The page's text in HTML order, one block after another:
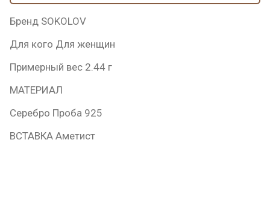
Бренд SOKOLOV
Для кого Для женщин
Примерный вес 2.44 г
МАТЕРИАЛ
Серебро Проба 925
ВСТАВКА Аметист